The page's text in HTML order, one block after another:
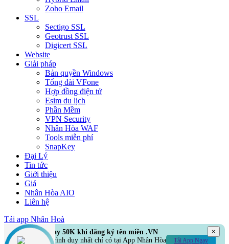
Zoho Email
SSL
Sectigo SSL
Geotrust SSL
Digicert SSL
Website
Giải pháp
Bản quyền Windows
Tổng đài VFone
Hợp đồng điện tử
Esim du lịch
Phần Mềm
VPN Security
Nhân Hòa WAF
Tools miễn phí
SnapKey
Đại Lý
Tin tức
Giới thiệu
Giá
Nhân Hòa AIO
Liên hệ
Tải app Nhân Hoà
Hoàn ngay 50K khi đăng ký tên miền .VN
Chương trình duy nhất chỉ có tại App Nhân Hòa
Tải App Ngay
×